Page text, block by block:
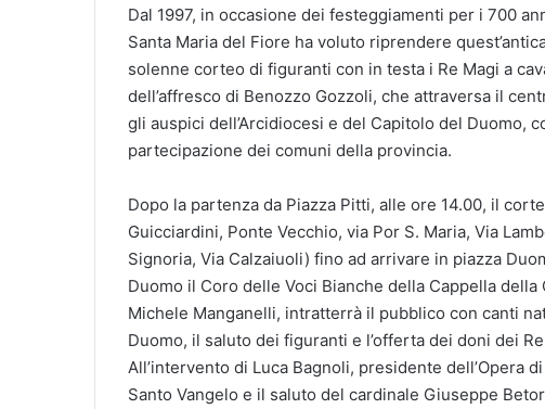
Dal 1997, in occasione dei festeggiamenti per i 700
Santa Maria del Fiore ha voluto riprendere
solenne corteo di figuranti con in testa i Re Magi a
dell’affresco di Benozzo Gozzoli, che attraversa il
gli auspici dell’Arcidiocesi e del Capitolo del Duomo,
partecipazione dei comuni della provincia.
Dopo la partenza da Piazza Pitti, alle ore 14.00, il
Guicciardini, Ponte Vecchio, via Por S. Maria, Via
Signoria, Via Calzaiuoli) fino ad arrivare in piazza
Duomo il Coro delle Voci Bianche della Cappella
Michele Manganelli, intratterrà il pubblico con canti
Duomo, il saluto dei figuranti e l’offerta dei doni dei
All’intervento di Luca Bagnoli, presidente dell’Opera
Santo Vangelo e il saluto del cardinale Giuseppe